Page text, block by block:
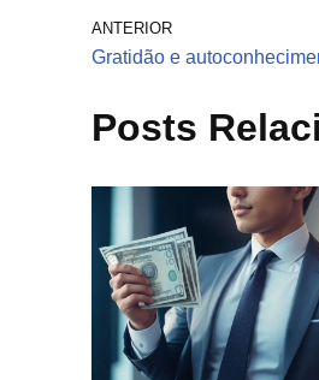
ANTERIOR
Gratidão e
Posts